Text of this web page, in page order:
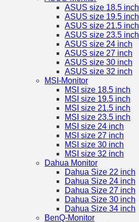
ASUS size 18.5 inch
ASUS size 19.5 inch
ASUS size 21.5 inch
ASUS size 23.5 inch
ASUS size 24 inch
ASUS size 27 inch
ASUS size 30 inch
ASUS size 32 inch
MSI-Monitor
MSI size 18.5 inch
MSI size 19.5 inch
MSI size 21.5 inch
MSI size 23.5 inch
MSI size 24 inch
MSI size 27 inch
MSI size 30 inch
MSI size 32 inch
Dahua Monitor
Dahua Size 22 inch
Dahua Size 24 inch
Dahua Size 27 inch
Dahua Size 30 inch
Dahua Size 34 inch
BenQ-Monitor